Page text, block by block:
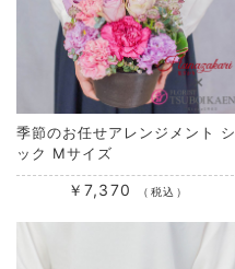
季節のお任せアレンジメント シ
ック Mサイズ
￥7,370 （税込）